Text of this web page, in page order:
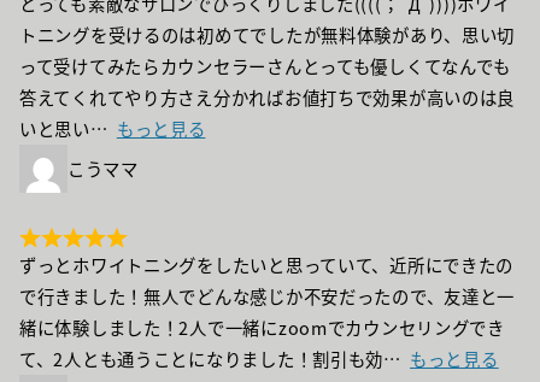
トニングを受けるのは初めてでしたが無料体験があり、思い切
って受けてみたらカウンセラーさんとっても優しくてなんでも
答えてくれてやり方さえ分かればお値打ちで効果が高いのは良
いと思い
もっと見る
こうママ
ずっとホワイトニングをしたいと思っていて、近所にできたの
で行きました！無人でどんな感じか不安だったので、友達と一
緒に体験しました！2人で一緒にzoomでカウンセリングでき
て、2人とも通うことになりました！割引も効
もっと見る